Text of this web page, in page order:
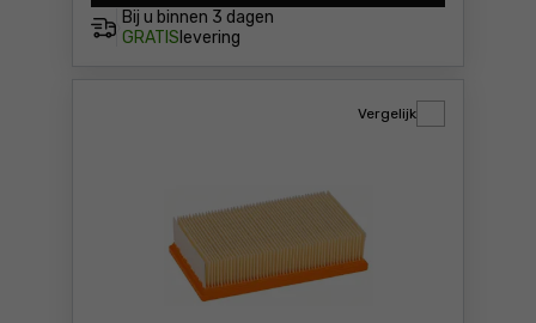
Bij u binnen 3 dagen
GRATIS levering
Vergelijk